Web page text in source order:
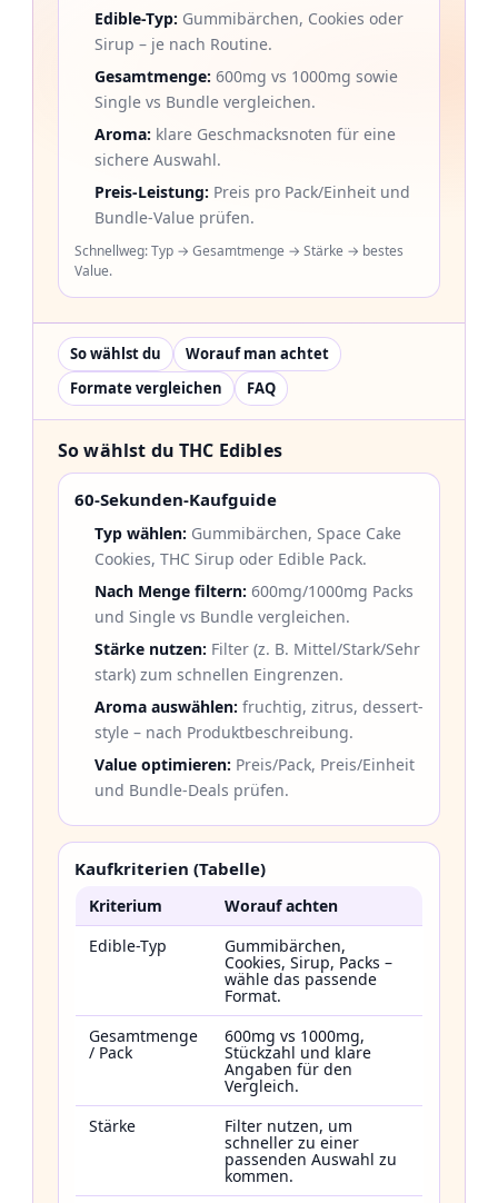
Edible-Typ: Gummibärchen, Cookies oder
Sirup – je nach Routine.
Gesamtmenge: 600mg vs 1000mg sowie
Single vs Bundle vergleichen.
Aroma: klare Geschmacksnoten für eine
sichere Auswahl.
Preis-Leistung: Preis pro Pack/Einheit und
Bundle-Value prüfen.
Schnellweg: Typ → Gesamtmenge → Stärke → bestes
Value.
So wählst du
Worauf man achtet
Formate vergleichen
FAQ
So wählst du THC Edibles
60-Sekunden-Kaufguide
Typ wählen: Gummibärchen, Space Cake
Cookies, THC Sirup oder Edible Pack.
Nach Menge filtern: 600mg/1000mg Packs
und Single vs Bundle vergleichen.
Stärke nutzen: Filter (z. B. Mittel/Stark/Sehr
stark) zum schnellen Eingrenzen.
Aroma auswählen: fruchtig, zitrus, dessert-
style – nach Produktbeschreibung.
Value optimieren: Preis/Pack, Preis/Einheit
und Bundle-Deals prüfen.
Kaufkriterien (Tabelle)
Kriterium
Worauf achten
Edible-Typ
Gummibärchen,
Cookies, Sirup, Packs –
wähle das passende
Format.
Gesamtmenge
/ Pack
600mg vs 1000mg,
Stückzahl und klare
Angaben für den
Vergleich.
Stärke
Filter nutzen, um
schneller zu einer
passenden Auswahl zu
kommen.